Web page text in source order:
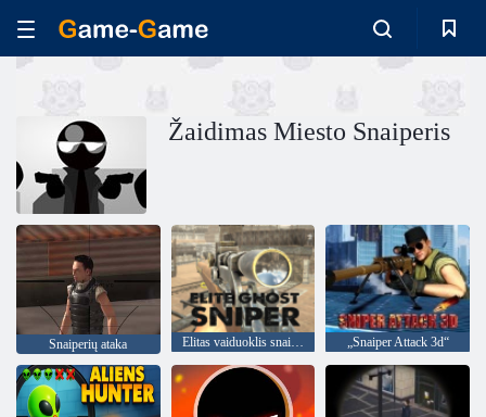
Žaidimas Miesto Snaiperis
Snaiperių ataka Elitas vaiduoklis snaiperis „Snaiper Attack 3d“